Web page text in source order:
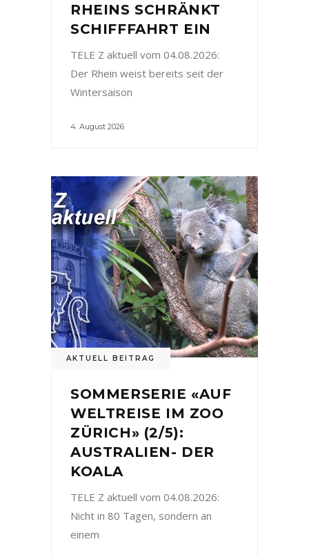
RHEINS SCHRÄNKT
SCHIFFFAHRT EIN
TELE Z aktuell vom 04.08.2026:
Der Rhein weist bereits seit der
Wintersaison
4. August 2026
AKTUELL BEITRAG
SOMMERSERIE «AUF
WELTREISE IM ZOO
ZÜRICH» (2/5):
AUSTRALIEN- DER
KOALA
TELE Z aktuell vom 04.08.2026:
Nicht in 80 Tagen, sondern an
einem